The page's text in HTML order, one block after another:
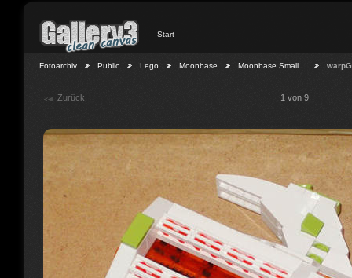
Start
Fotoarchiv Public Lego Moonbase Moonbase Small…
Zurück 1 von 9